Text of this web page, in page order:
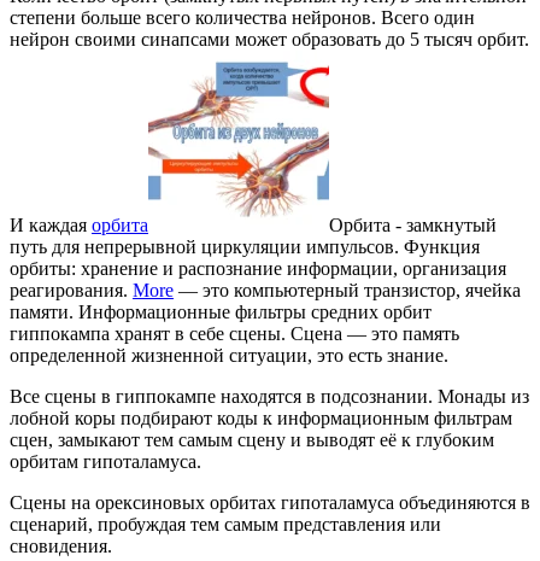
степени больше всего количества нейронов. Всего один
нейрон своими синапсами может образовать до 5 тысяч орбит.
И каждая орбита
Орбита - замкнутый
путь для непрерывной циркуляции импульсов. Функция
орбиты: хранение и распознание информации, организация
реагирования. More — это компьютерный транзистор, ячейка
памяти. Информационные фильтры средних орбит
гиппокампа хранят в себе сцены. Сцена — это память
определенной жизненной ситуации, это есть знание.
Все сцены в гиппокампе находятся в подсознании. Монады из
лобной коры подбирают коды к информационным фильтрам
сцен, замыкают тем самым сцену и выводят её к глубоким
орбитам гипоталамуса.
Сцены на орексиновых орбитах гипоталамуса объединяются в
сценарий, пробуждая тем самым представления или
сновидения.